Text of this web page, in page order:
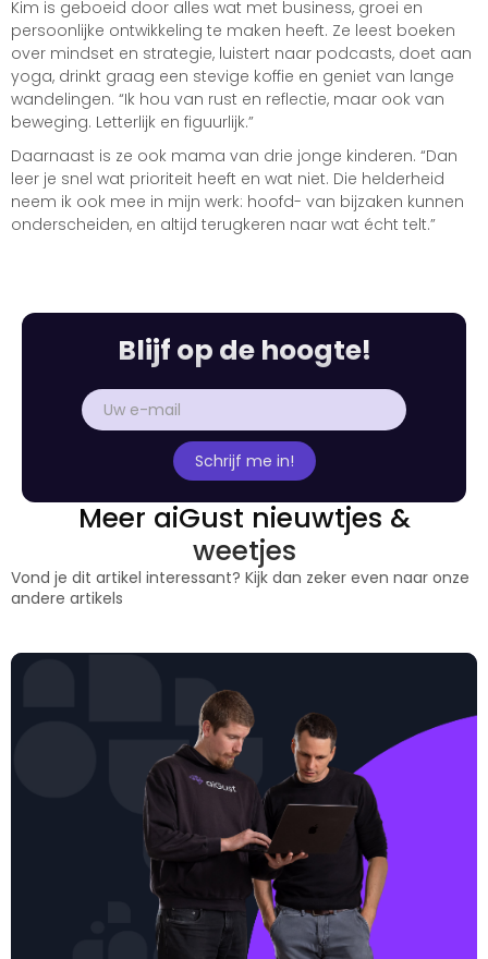
Kim is geboeid door alles wat met business, groei en
persoonlijke ontwikkeling te maken heeft. Ze leest boeken
over mindset en strategie, luistert naar podcasts, doet aan
yoga, drinkt graag een stevige koffie en geniet van lange
wandelingen. “Ik hou van rust en reflectie, maar ook van
beweging. Letterlijk en figuurlijk.”
Daarnaast is ze ook mama van drie jonge kinderen. “Dan
leer je snel wat prioriteit heeft en wat niet. Die helderheid
neem ik ook mee in mijn werk: hoofd- van bijzaken kunnen
onderscheiden, en altijd terugkeren naar wat écht telt.”
Blijf op de hoogte!
Meer aiGust nieuwtjes &
weetjes
Vond je dit artikel interessant? Kijk dan zeker even naar onze
andere artikels